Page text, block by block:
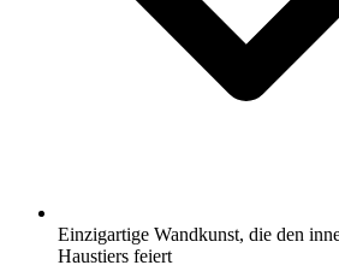
Einzigartige Wandkunst, die den
Haustiers feiert